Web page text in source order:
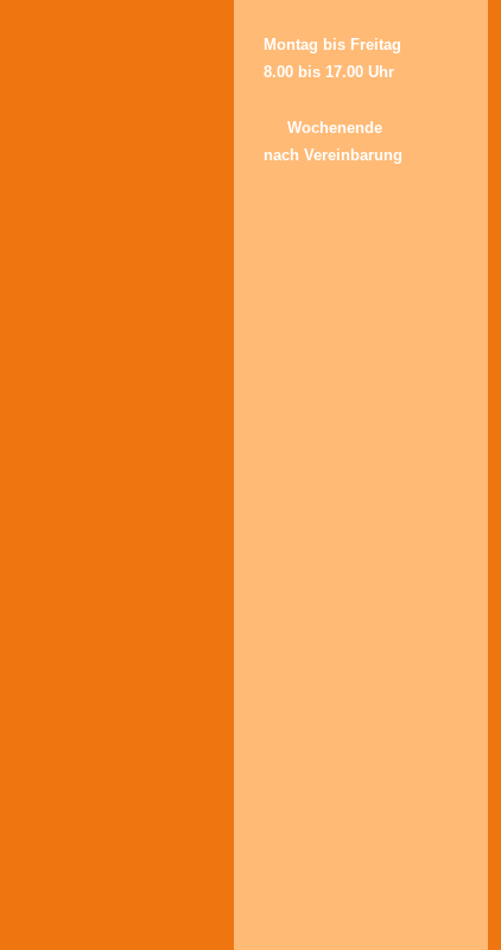
Montag bis Freitag
8.00 bis 17.00 Uhr
Wochenende
nach Vereinbarung